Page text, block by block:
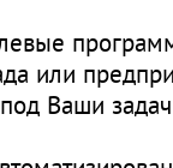
или
Ваши